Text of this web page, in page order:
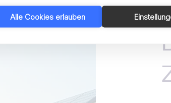
Alle Cookies erlauben